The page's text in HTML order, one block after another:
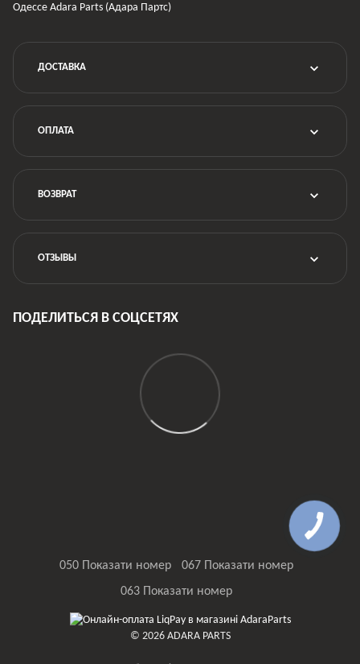
Одессе Adara Parts (Адара Партс)
ДОСТАВКА
ОПЛАТА
ВОЗВРАТ
ОТЗЫВЫ
ПОДЕЛИТЬСЯ В СОЦСЕТЯХ
050 Показати номер
067 Показати номер
063 Показати номер
© 2026 ADARA PARTS